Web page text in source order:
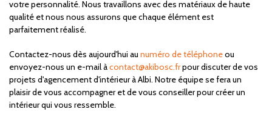
votre personnalité. Nous travaillons avec des matériaux de haute
qualité et nous nous assurons que chaque élément est
parfaitement réalisé.
Contactez-nous dès aujourd'hui au numéro de téléphoneou
envoyez-nous un e-mail àcontact@akibosc.frpour discuter de vos
projets d'agencement d'intérieur à Albi. Notre équipe se fera un
plaisir de vous accompagner et de vous conseiller pour créer un
intérieur qui vous ressemble.